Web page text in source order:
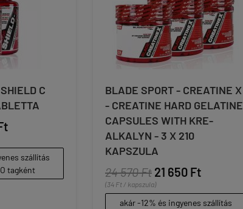
C
szállítás
tagként
BLADE SPORT - CREATINE X
- CREATINE HARD GELATINE
CAPSULES WITH KRE-
ALKALYN - 3 X 210
KAPSZULA
24 570 Ft 21 650 Ft
(34 Ft / kapszula)
akár -12% és ingyenes szállítás